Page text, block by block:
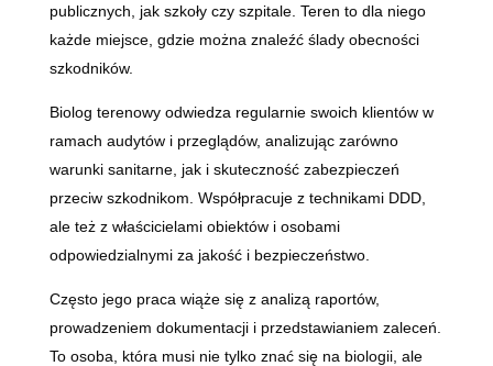
publicznych, jak szkoły czy szpitale. Teren to dla niego
każde miejsce, gdzie można znaleźć ślady obecności
szkodników.
Biolog terenowy odwiedza regularnie swoich klientów w
ramach audytów i przeglądów, analizując zarówno
warunki sanitarne, jak i skuteczność zabezpieczeń
przeciw szkodnikom. Współpracuje z technikami DDD,
ale też z właścicielami obiektów i osobami
odpowiedzialnymi za jakość i bezpieczeństwo.
Często jego praca wiąże się z analizą raportów,
prowadzeniem dokumentacji i przedstawianiem zaleceń.
To osoba, która musi nie tylko znać się na biologii, ale